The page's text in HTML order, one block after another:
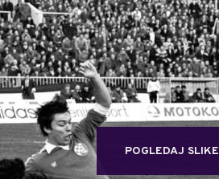
POGLEDAJ SLIKE